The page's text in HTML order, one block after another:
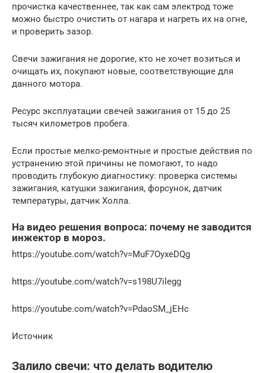
прочистка качественнее, так как сам электрод тоже
можно быстро очистить от нагара и нагреть их на огне,
и проверить зазор.
Свечи зажигания не дорогие, кто не хочет возиться и
очищать их, покупают новые, соответствующие для
данного мотора.
Ресурс эксплуатации свечей зажигания от 15 до 25
тысяч километров пробега.
Если простые мелко-ремонтные и простые действия по
устранению этой причины не помогают, то надо
проводить глубокую диагностику: проверка системы
зажигания, катушки зажигания, форсунок, датчик
температуры, датчик Холла.
На видео решения вопроса: почему не заводится
инжектор в мороз.
https://youtube.com/watch?v=MuF7OyxeDQg
https://youtube.com/watch?v=s198U7ilegg
https://youtube.com/watch?v=PdaoSM_jEHc
Источник
Залило свечи: что делать водителю